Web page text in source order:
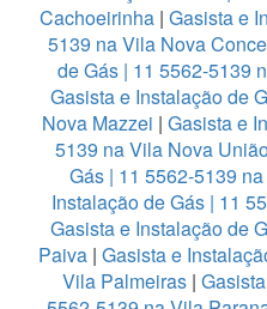
Cachoeirinha | Gasista e
5139 na Vila Nova
de Gás | 11 5562-5139
Gasista e Instalação de
Nova Mazzei | Gasista e
5139 na Vila Nova
Gás | 11 5562-5139
Instalação de Gás | 11
Gasista e Instalação de
Paiva| Gasista e
Vila Palmeiras|